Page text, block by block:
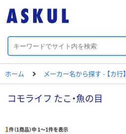
ホーム メーカー名から探す - 【カ行】
コモライフ たこ・魚の目
1件（1商品）中 1～1件を表示